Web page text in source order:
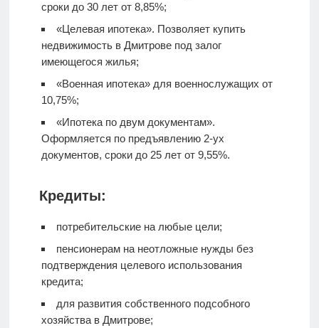
сроки до 30 лет от 8,85%;
«Целевая ипотека». Позволяет купить
недвижимость в Дмитрове под залог
имеющегося жилья;
«Военная ипотека» для военнослужащих от
10,75%;
«Ипотека по двум документам».
Оформляется по предъявлению 2-ух
документов, сроки до 25 лет от 9,55%.
Кредиты:
потребительские на любые цели;
пенсионерам на неотложные нужды без
подтверждения целевого использования
кредита;
для развития собственного подсобного
хозяйства в Дмитрове;